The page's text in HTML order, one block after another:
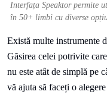
Interfața Speaktor permite
în 50+ limbi cu diverse
Există multe instrumente
Găsirea celei potrivite
nu este atât de simplă pe
vă ajuta să faceți o